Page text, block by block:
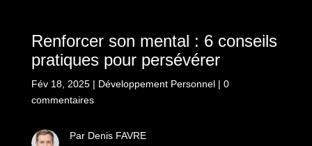
Renforcer son mental : 6 conseils
pratiques pour persévérer
Fév 18, 2025| Développement Personnel| 0
commentaires
Par Denis FAVRE